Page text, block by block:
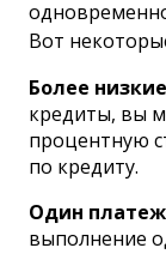
Вот
Более
кредиты, вы
процентную
по кредиту.
Один
выполнение